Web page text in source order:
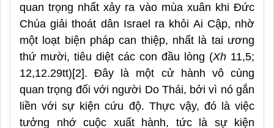
quan trọng nhất xảy ra vào mùa xuân khi Đức
Chúa giải thoát dân Israel ra khỏi Ai Cập, nhờ
một loạt biện pháp can thiệp, nhất là tai ương
thứ mười, tiêu diệt các con đầu lòng (Xh 11,5;
12,12.29tt)[2].Đây là một cử hành vô cùng
quan trọng đối với người Do Thái, bởi vì nó gắn
liền với sự kiện cứu độ. Thực vậy, đó là việc
tưởng nhớ cuộc xuất hành, tức là sự kiện